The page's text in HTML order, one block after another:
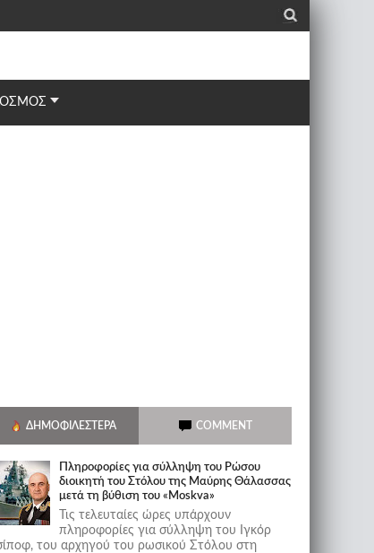
_
ΔΗΜΟΦΙΛΈΣΤΕΡΑ COMMENT
Πληροφορίες για σύλληψη του Ρώσου
διοικητή του Στόλου της Mαύρης Θάλασσας
μετά τη βύθιση του «Moskva»
Τις τελευταίες ώρες υπάρχουν
πληροφορίες για σύλληψη του Ιγκόρ
του αρχηγού του ρωσικού Στόλου στη